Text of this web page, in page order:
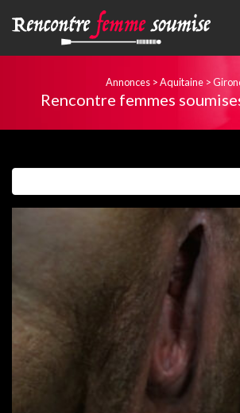
Annonces >Aquitaine >
Rencontre femmes